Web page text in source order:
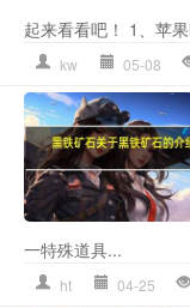
起来看看吧！ 1、苹
kw 05-08
一特殊道具...
ht 04-25